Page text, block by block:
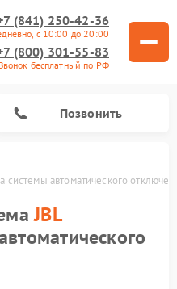
(841) 250-42-36
с 10:00 до 20:00
(800) 301-55-83
бесплатный по РФ
Позвонить
системы автоматического
JBL